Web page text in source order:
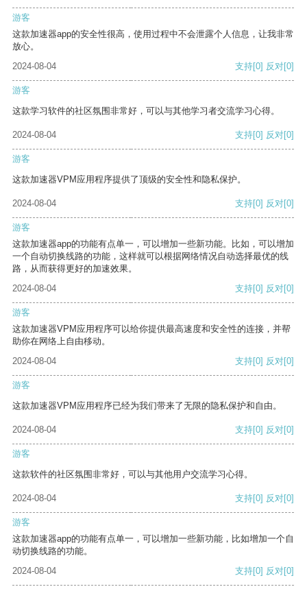
游客
这款加速器app的安全性很高，使用过程中不会泄露个人信息，让我非常
放心。
2024-08-04
支持[0] 反对[0]
游客
这款学习软件的社区氛围非常好，可以与其他学习者交流学习心得。
2024-08-04 支持[0] 反对[0]
游客
这款加速器VPM应用程序提供了顶级的安全性和隐私保护。
2024-08-04 支持[0] 反对[0]
游客
这款加速器app的功能有点单一，可以增加一些新功能。比如，可以增加
一个自动切换线路的功能，这样就可以根据网络情况自动选择最优的线
路，从而获得更好的加速效果。
2024-08-04
支持[0] 反对[0]
游客
这款加速器VPM应用程序可以给你提供最高速度和安全性的连接，并帮
助你在网络上自由移动。
2024-08-04
支持[0] 反对[0]
游客
这款加速器VPM应用程序已经为我们带来了无限的隐私保护和自由。
2024-08-04 支持[0] 反对[0]
游客
这款软件的社区氛围非常好，可以与其他用户交流学习心得。
2024-08-04 支持[0] 反对[0]
游客
这款加速器app的功能有点单一，可以增加一些新功能，比如增加一个自
动切换线路的功能。
2024-08-04
支持[0] 反对[0]